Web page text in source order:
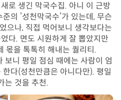
로 생긴 막국수집. 아니 이 근방
의 ’성천막국수’가 있는데, 무슨
으나, 직접 먹어보니 생각보다는
다. 면도 시원하게 잘 뽑았지만
몫을 톡톡히 해내는 퀄리티.
보니 평일 점심 때에는 사람이 엄
다(성천만큼은 아니다만). 평일
는 것을 추천.